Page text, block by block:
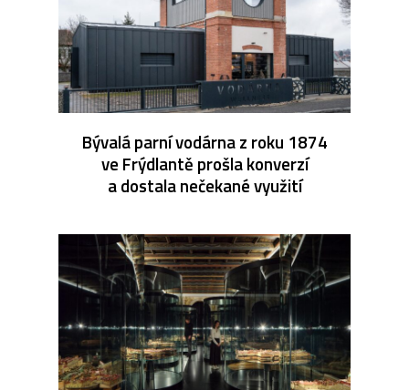
Bývalá parní vodárna z roku 1874
ve Frýdlantě prošla konverzí
a dostala nečekané využití